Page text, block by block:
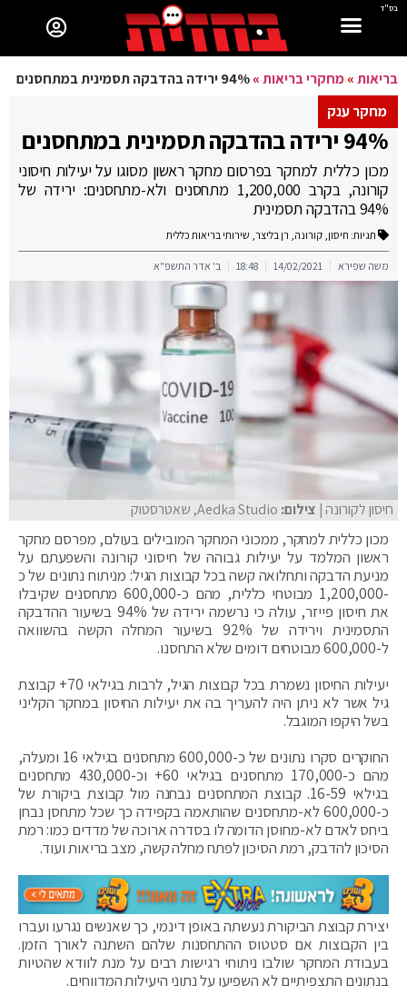
בס"ד
בריאות»מחקרי בריאות»94% ירידה בהדבקה תסמינית במתחסנים
מחקר ענק
94% ירידה בהדבקה תסמינית במתחסנים
מכון כללית למחקר בפרסום מחקר ראשון מסוגו על יעילות חיסוני
קורונה, בקרב 1,200,000 מתחסנים ולא-מתחסנים: ירידה של
94% בהדבקה תסמינית
תגיות: חיסון, קורונה, רן בליצר, שירותי בריאות כללית
משה שפירא 14/02/2021
18:48 ב' אדר התשפ"א
חיסון לקורונה| צילום: Aedka Studio, שאטרסטוק
מכון כללית למחקר, ממכוני המחקר המובילים בעולם, מפרסם מחקר
ראשון המלמד על יעילות גבוהה של חיסוני קורונה והשפעתם על
מניעת הדבקה ותחלואה קשה בכל קבוצות הגיל: מניתוח נתונים של כ
-1,200,000 מבוטחי כללית, מהם כ-600,000 מתחסנים שקיבלו
את חיסון פייזר, עולה כי נרשמה ירידה של 94% בשיעור ההדבקה
התסמינית וירידה של 92% בשיעור המחלה הקשה בהשוואה
ל-600,000 מבוטחים דומים שלא התחסנו.
יעילות החיסון נשמרת בכל קבוצות הגיל, לרבות בגילאי 70+ קבוצת
גיל אשר לא ניתן היה להעריך בה את יעילות החיסון במחקר הקליני
בשל היקפו המוגבל.
החוקרים סקרו נתונים של כ-600,000 מתחסנים בגילאי 16 ומעלה,
מהם כ-170,000 מתחסנים בגילאי 60+ וכ-430,000 מתחסנים
בגילאי 16-59. קבוצת המתחסנים נבחנה מול קבוצת ביקורת של
כ-600,000 לא-מתחסנים שהותאמה בקפידה כך שכל מתחסן נבחן
ביחס לאדם לא-מחוסן הדומה לו בסדרה ארוכה של מדדים כמו: רמת
הסיכון להדבק, רמת הסיכון לפתח מחלה קשה, מצב בריאות ועוד.
יצירת קבוצת הביקורת נעשתה באופן דינמי, כך שאנשים נגרעו ועברו
בין הקבוצות אם סטטוס ההתחסנות שלהם השתנה לאורך הזמן.
בעבודת המחקר שולבו ניתוחי רגישות רבים על מנת לוודא שהטיות
בנתונים התצפיתיים לא השפיעו על נתוני היעילות המדווחים.